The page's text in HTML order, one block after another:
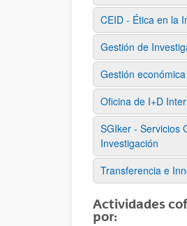
CEID - Ética en la
Gestión de
Gestión económica
Oficina de I+D
SGIker - Servicios
Investigación
Transferencia e
Actividades
por: